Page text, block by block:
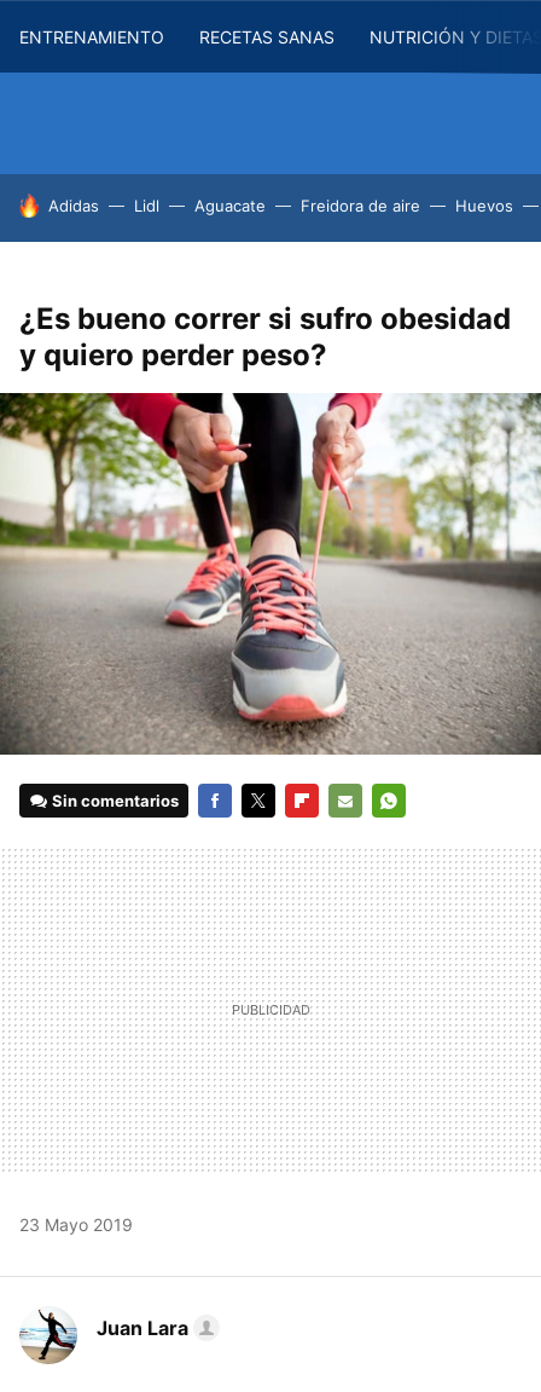
ENTRENAMIENTO RECETAS SANAS NUTRICIÓN Y
HOY SE HABLA DE
Adidas Lidl Aguacate Freidora de aire Huevos
¿Es bueno correr si sufro obesidad
y quiero perder peso?
Sin comentarios
MAIL
23 Mayo 2019
Juan Lara